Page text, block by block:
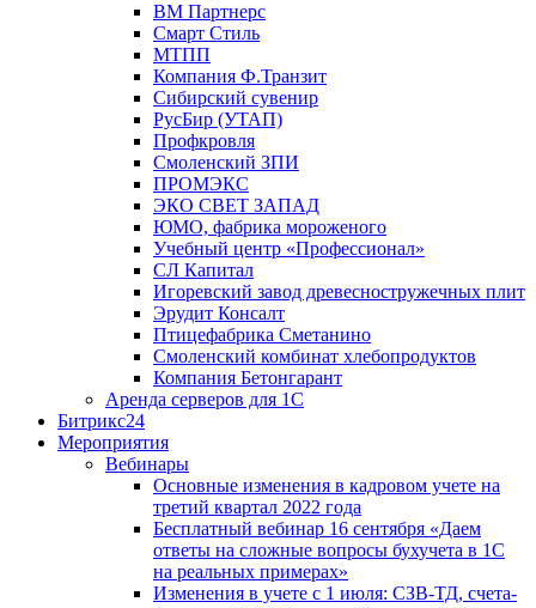
ВМ Партнерс
Смарт Стиль
МТПП
Компания Ф.Транзит
Сибирский сувенир
РусБир (УТАП)
Профкровля
Смоленский ЗПИ
ПРОМЭКС
ЭКО СВЕТ ЗАПАД
ЮМО, фабрика мороженого
Учебный центр «Профессионал»
СЛ Капитал
Игоревский завод древесностружечных плит
Эрудит Консалт
Птицефабрика Сметанино
Смоленский комбинат хлебопродуктов
Компания Бетонгарант
Аренда серверов для 1С
Битрикс24
Мероприятия
Вебинары
Основные изменения в кадровом учете на
третий квартал 2022 года
Бесплатный вебинар 16 сентября «Даем
ответы на сложные вопросы бухучета в 1С
на реальных примерах»
Изменения в учете с 1 июля: СЗВ-ТД, счета-